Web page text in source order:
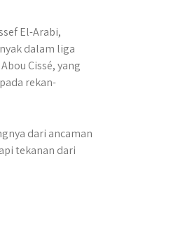
El-Arabi,
dalam liga
Cissé, yang
rekan-
dari ancaman
tekanan dari